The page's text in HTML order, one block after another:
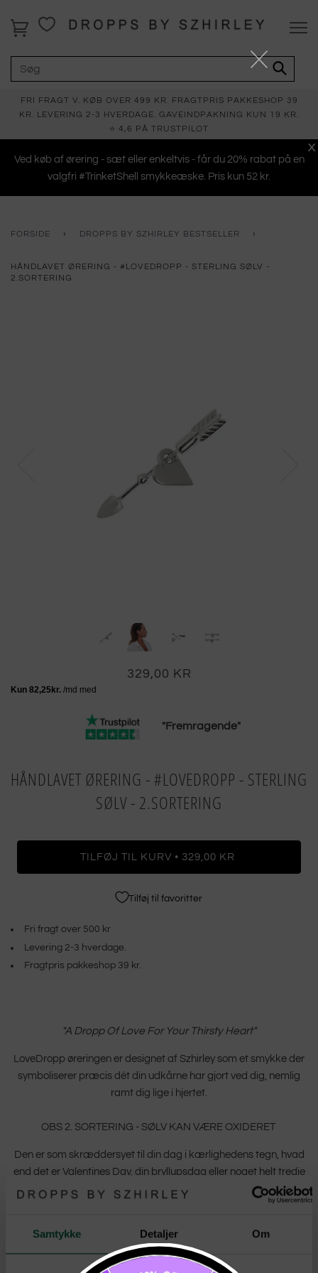
Samtykke Detaljer Om
FRI FRAGT V. KØB OVER 499 KR. FRAGTPRIS PAKKESHOP 39
KR. LEVERING 2-3 HVERDAGE. GAVEINDPAKNING KUN 19 KR.
⭐ 4,6 PÅ TRUSTPILOT
X
Ved køb af ørering - sæt eller enkeltvis - får du 20% rabat på en
valgfri #TrinketShell smykkeæske. Pris kun 52 kr.
FORSIDE › DROPPS BY SZHIRLEY BESTSELLER ›
HÅNDLAVET ØRERING - #LOVEDROPP - STERLING SØLV -
2.SORTERING
329,00 KR
"Fremragende"
HÅNDLAVET ØRERING - #LOVEDROPP - STERLING
SØLV - 2.SORTERING
TILFØJ TIL KURV • 329,00 KR
Tilføj til favoritter
Fri fragt over 500 kr
Levering 2-3 hverdage.
Fragtpris pakkeshop 39 kr.
"A Dropp Of Love For Your Thirsty Heart"
LoveDropp øreringen er designet af Szhirley som et smykke der
symboliserer præcis dét din udkårne har gjort ved dig, nemlig
ramt dig lige i hjertet.
OBS 2. SORTERING - SØLV KAN VÆRE OXIDERET
Den er som skræddersyet til din dag i kærlighedens tegn, hvad
end det er Valentines Day, din bryllupsdag eller noget helt tredje
kærlighedsfyldt.
og fjer som fungerer som lås, samt et hjerte. Pilen kan bruges
med eller uden hjertet på forsiden af øret.